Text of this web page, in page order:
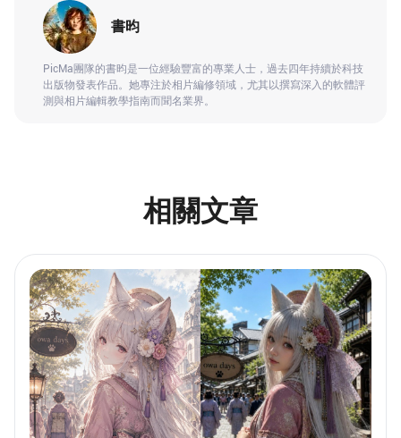
書昀
PicMa團隊的書昀是一位經驗豐富的專業人士，過去四年持續於科技
出版物發表作品。她專注於相片編修領域，尤其以撰寫深入的軟體評
測與相片編輯教學指南而聞名業界。
相關文章